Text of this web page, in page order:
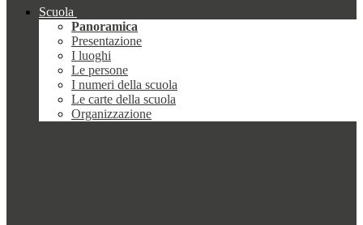
Scuola
Panoramica
Presentazione
I luoghi
Le persone
I numeri della scuola
Le carte della scuola
Organizzazione